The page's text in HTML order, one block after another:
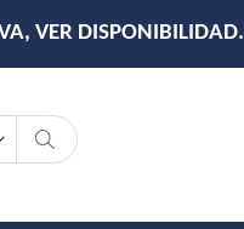
VER DISPONIBILIDAD.